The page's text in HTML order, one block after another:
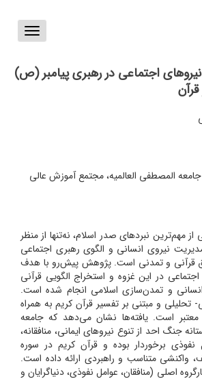
Toggle
اجتماعی در رهبری پیامبر (ص)
جامعه المصطفی العالمیه، مجتمع آموزش عالی
مهم‌ترین نبردهای صدر اسلام، نه‌تنها از منظر
نیروی انسانی و الگوی رهبری اجتماعی
قرآنی و تمدنی است. پژوهش پیش‌رو با هدف
در این غزوه و استخراج الگویی قرآنی
و تمدن‌سازی اسلامی انجام شده است.
و مبتنی بر تفسیر قرآن کریم به همراه
معتبر است. یافته‌ها نشان می‌دهد که جامعه
جنگ احد از تنوع نیروهای ایمانی، منافقانه،
برخوردار بوده و قرآن کریم در سوره
واکنشی متناسب و راهبردی ارائه داده است.
اصلی (منافقان، عوامل نفوذی، دنیاگرایان و